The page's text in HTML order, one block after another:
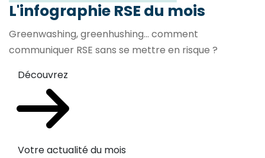
L'infographie RSE du mois
Greenwashing, greenhushing… comment
communiquer RSE sans se mettre en risque ?
Découvrez
Votre actualité du mois